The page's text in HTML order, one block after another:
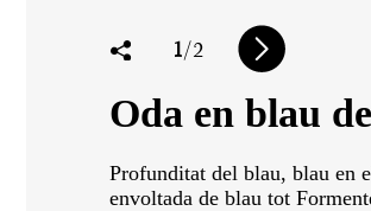
1/2
Oda en blau
Profunditat del blau, blau en
envoltada de blau tot